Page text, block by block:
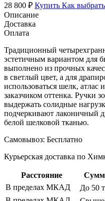
28 800 ₽ Купить Как
Описание
Доставка
Оплата
Традиционный
эстетичным вариантом для
выполнено из прочных
в светлый цвет, а для
использоваться шелк, атлас
заказчиком оттенка. Ручки
выдержать солидные
подчеркивают лаконичный
белой шелковой тканью.
Самовывоз: Бесплатно
Курьерская доставка по
Расстояние
В пределах МКАД
До 50